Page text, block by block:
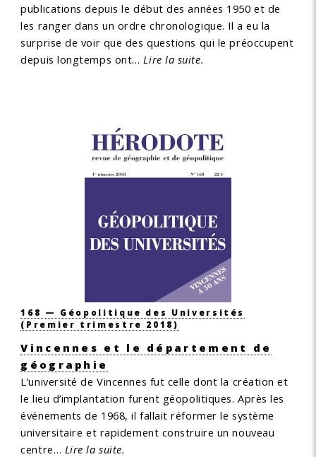
publications depuis le début des années 1950 et de
les ranger dans un ordre chronologique. Il a eu la
surprise de voir que des questions qui le préoccupent
depuis longtemps ont… Lire la suite.
168 — Géopolitique des Universités
(Premier trimestre 2018)
Vincennes et le département de
géographie
L’université de Vincennes fut celle dont la création et
le lieu d’implantation furent géopolitiques. Après les
événements de 1968, il fallait réformer le système
universitaire et rapidement construire un nouveau
centre… Lire la suite.